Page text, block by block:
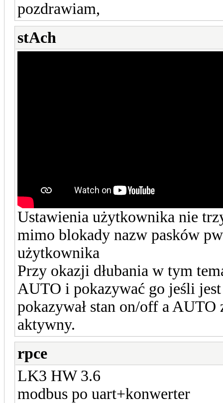
pozdrawiam,
stAch
Ustawienia użytkownika nie
mimo blokady nazw pasków
użytkownika
Przy okazji dłubania w tym
AUTO i pokazywać go jeśli
pokazywał stan on/off a
aktywny.
rpce
LK3 HW 3.6
modbus po uart+konwerter